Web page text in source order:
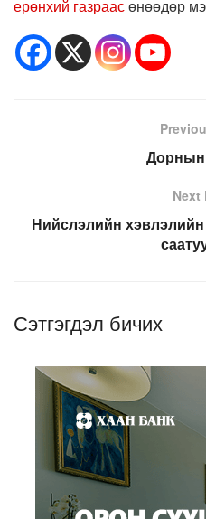
ерөнхий газраасөнөөдөр
Дорнын
Next
Нийслэлийн
Сэтгэгдэл бичих